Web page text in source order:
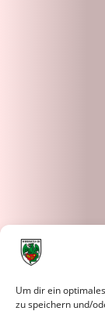
Um dir ein
zu speichern und/